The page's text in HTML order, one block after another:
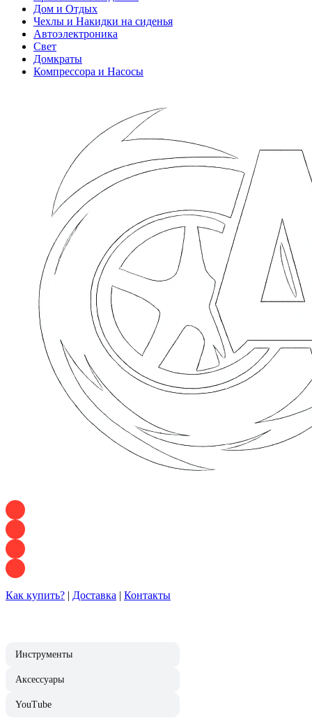
Дом и Отдых
Чехлы и Накидки на сиденья
Автоэлектроника
Свет
Домкраты
Компрессора и Насосы
Как купить? | Доставка | Контакты
Инструменты
Аксессуары
YouTube